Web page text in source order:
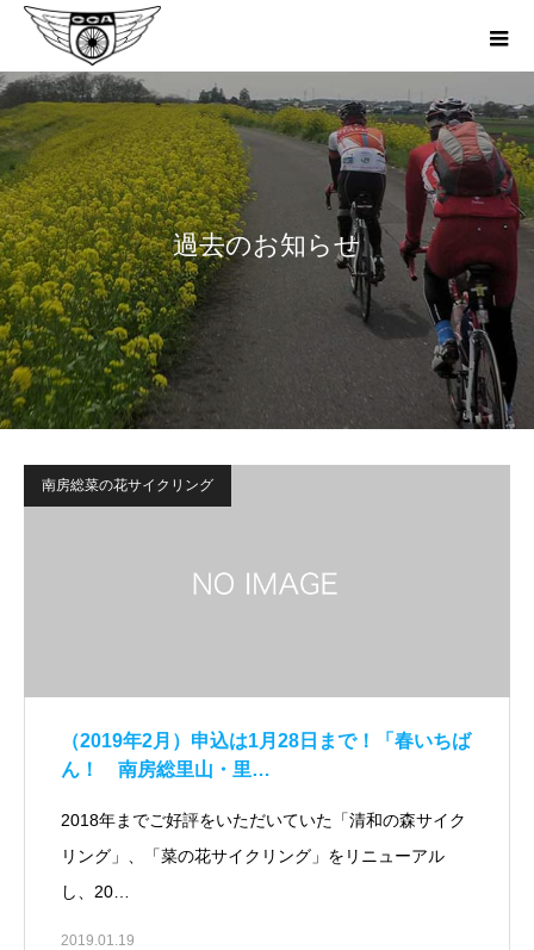
過去のお知らせ
南房総菜の花サイクリング
（2019年2月）申込は1月28日まで！「春いちば
ん！ 南房総里山・里…
2018年までご好評をいただいていた「清和の森サイク
リング」、「菜の花サイクリング」をリニューアル
し、20…
2019.01.19